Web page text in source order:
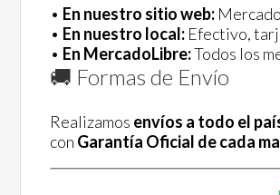
• En nuestro sitio web:
• En nuestro local: Efectivo,
• En MercadoLibre:Todos los
🚚 Formas de Envío
Realizamos envíos a todo el
con Garantía Oficial de cada